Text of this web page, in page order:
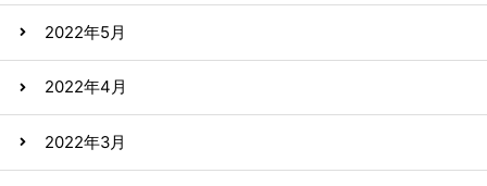
2022年5月
2022年4月
2022年3月